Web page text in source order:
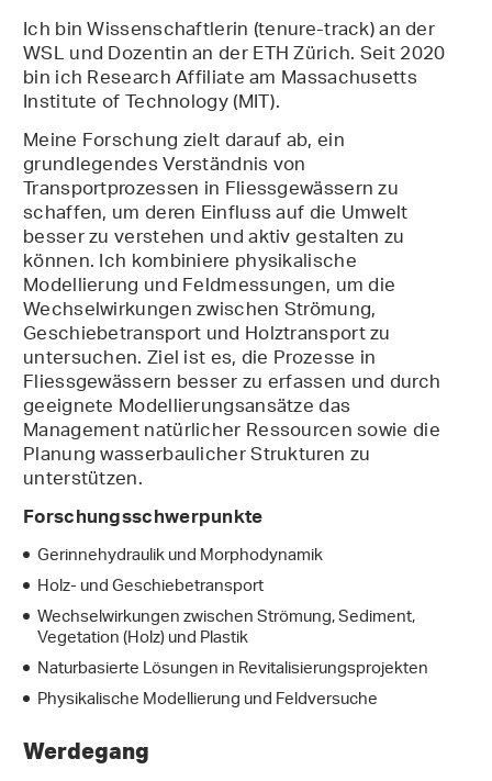
Ich bin Wissenschaftlerin (tenure-track) an der
WSL und Dozentin an der ETH Zürich. Seit 2020
bin ich Research Affiliate am Massachusetts
Institute of Technology (MIT).
Meine Forschung zielt darauf ab, ein
grundlegendes Verständnis von
Transportprozessen in Fliessgewässern zu
schaffen, um deren Einfluss auf die Umwelt
besser zu verstehen und aktiv gestalten zu
können. Ich kombiniere physikalische
Modellierung und Feldmessungen, um die
Wechselwirkungen zwischen Strömung,
Geschiebetransport und Holztransport zu
untersuchen. Ziel ist es, die Prozesse in
Fliessgewässern besser zu erfassen und durch
geeignete Modellierungsansätze das
Management natürlicher Ressourcen sowie die
Planung wasserbaulicher Strukturen zu
unterstützen.
Forschungsschwerpunkte
Gerinnehydraulik und Morphodynamik
Holz- und Geschiebetransport
Wechselwirkungen zwischen Strömung, Sediment,
Vegetation (Holz) und Plastik
Naturbasierte Lösungen in Revitalisierungsprojekten
Physikalische Modellierung und Feldversuche
Werdegang